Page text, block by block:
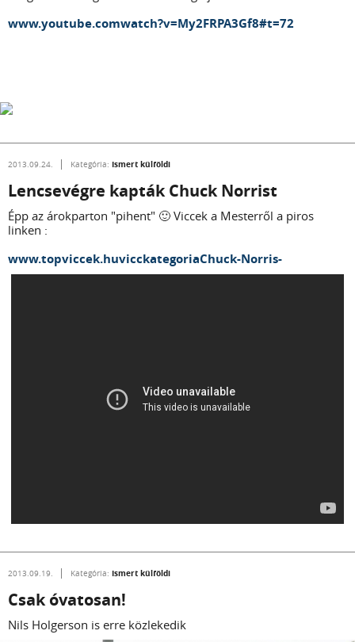
www.youtube.comwatch?v=My2FRPA3Gf8#t=72
2013.09.24. Kategória: Ismert külföldi
Lencsevégre kapták Chuck Norrist
Épp az árokparton "pihent" 🙂 Viccek a Mesterről a piros
linken :
www.topviccek.huvicckategoriaChuck-Norris-
2013.09.19. Kategória: Ismert külföldi
Csak óvatosan!
Nils Holgerson is erre közlekedik